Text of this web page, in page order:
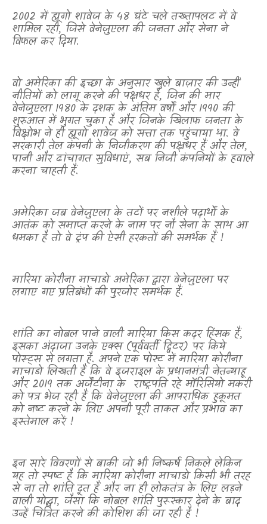
2002 में ह्यूगो शावेज के 48 घंटे चले तख्तापलट में वे
शामिल रही,जिसे वेनेज़ुएला की जनता और सेना ने
विफल कर दिया.
वो अमेरिका की इच्छा के अनुसार खुले बाज़ार की उन्हीं
नीतियों को लागू करने की पक्षधर है, जिन की मार
वेनेजुएला 1980 के दशक के अंतिम वर्षों और 1990 की
शुरुआत में भुगत चुका है और जिनके खिलाफ जनता के
विक्षोभ ने ही ह्यूगो शावेज को सत्ता तक पहुंचाया था. वे
सरकारी तेल कंपनी के निजीकरण की पक्षधर हैं और तेल,
पानी और ढांचागत सुविधाएं, सब निजी कंपनियों के हवाले
करना चाहती हैं.
अमेरिका जब वेनेज़ुएला के तटों पर नशीले पदार्थों के
आतंक को समाप्त करने के नाम पर नौ सेना के साथ आ
धमका है तो वे ट्रंप की ऐसी हरकतों की समर्थक हैं !
मारिया कोरीना माचाडो अमेरिका द्वारा वेनेज़ुएला पर
लगाए गए प्रतिबंधों की पुरजोर समर्थक हैं.
शांति का नोबल पाने वाली मारिया किस कदर हिंसक हैं,
इसका अंदाजा उनके एक्स (पूर्ववर्ती ट्विटर) पर किये
पोस्ट्स से लगता है. अपने एक पोस्ट में मारिया कोरीना
माचाडो लिखती हैं कि वे इजराइल के प्रधानमंत्री नेतन्याहू
और 2019 तक अर्जेंटीना के राष्ट्रपति रहे मॉरिसियो मकरी
को पत्र भेज रही हैं कि वेनेज़ुएला की आपराधिक हुकूमत
को नष्ट करने के लिए अपनी पूरी ताकत और प्रभाव का
इस्तेमाल करें !
इन सारे विवरणों से बाकी जो भी निष्कर्ष निकले लेकिन
यह तो स्पष्ट है कि मारिया कोरीना माचाडो किसी भी तरह
से ना तो शांति दूत हैं और ना ही लोकतंत्र के लिए लड़ने
वाली योद्धा, जैसा कि नोबल शांति पुरूस्कार देने के बाद
उन्हें चित्रित करने की कोशिश की जा रही है !